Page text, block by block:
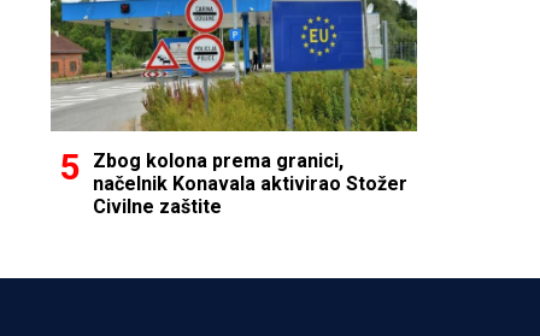
Zbog kolona prema granici,
načelnik Konavala aktivirao Stožer
Civilne zaštite